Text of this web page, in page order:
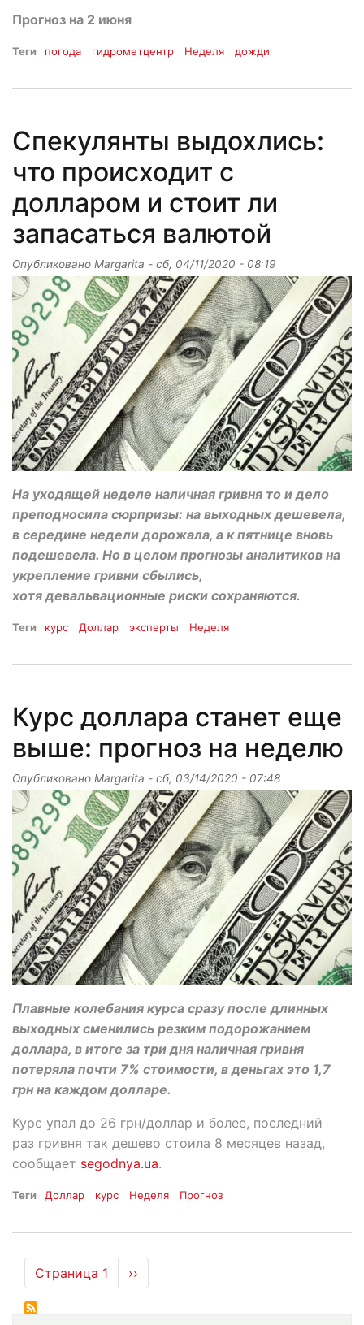
Прогноз на 2 июня
Теги погода гидрометцентр Неделя дожди
Спекулянты выдохлись:
что происходит с
долларом и стоит ли
запасаться валютой
Опубликовано Margarita - сб, 04/11/2020 - 08:19
На уходящей неделе наличная гривня то и дело
преподносила сюрпризы: на выходных дешевела,
в середине недели дорожала, а к пятнице вновь
подешевела. Но в целом прогнозы аналитиков на
укрепление гривни сбылись,
хотя девальвационные риски сохраняются.
Теги курс Доллар эксперты Неделя
Курс доллара станет еще
выше: прогноз на неделю
Опубликовано Margarita - сб, 03/14/2020 - 07:48
Плавные колебания курса сразу после длинных
выходных сменились резким подорожанием
доллара, в итоге за три дня наличная гривня
потеряла почти 7% стоимости, в деньгах это 1,7
грн на каждом долларе.
Курс упал до 26 грн/доллар и более, последний
раз гривня так дешево стоила 8 месяцев назад,
сообщает segodnya.ua.
Теги Доллар курс Неделя Прогноз
Нумерация
страниц
Страница 1
Следующая
страница
››